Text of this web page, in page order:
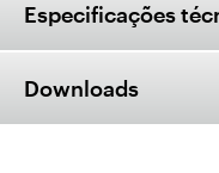
Especificações
Downloads